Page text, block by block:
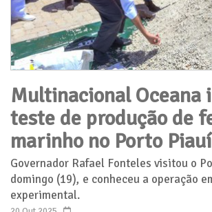
Multinacional Oceana
teste de produção de
marinho no Porto Piauí
Governador Rafael Fonteles visitou o
domingo (19), e conheceu a operação
experimental.